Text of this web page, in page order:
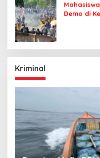
Demo di
Kriminal